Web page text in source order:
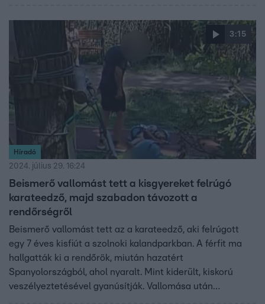
hívást. Gellér Balázs ügyvéd szerint a bocsánatkérés
enyhítő körülménynek számíthat az eljárás során. Ha
viszont más miatt hívta a családot, abból akár gondja is
lehet az edzőnek.
3:15
Híradó
2024. július 29. 16:24
Beismerő vallomást tett a kisgyereket felrúgó
karateedző, majd szabadon távozott a
rendőrségről
Beismerő vallomást tett az a karateedző, aki felrúgott
egy 7 éves kisfiút a szolnoki kalandparkban. A férfit ma
hallgatták ki a rendőrök, miután hazatért
Spanyolországból, ahol nyaralt. Mint kiderült, kiskorú
veszélyeztetésével gyanúsítják. Vallomása után